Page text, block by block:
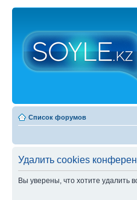
Список форумов
Удалить cookies
Вы уверены, что хотите удалить